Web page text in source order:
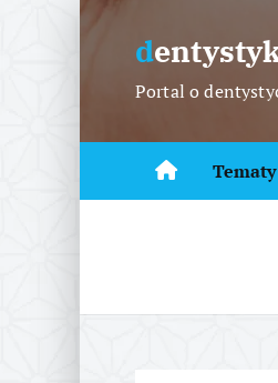
S
e
Portal o
Tematy